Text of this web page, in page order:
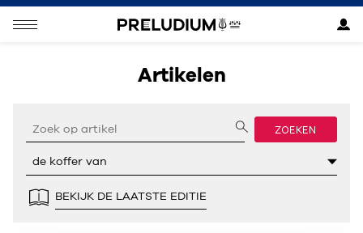
Artikelen
ZOEKEN
BEKIJK DE LAATSTE EDITIE